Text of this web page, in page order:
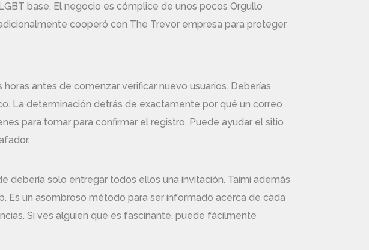
base. El negocio es cómplice de unos pocos Orgullo
cooperó con The Trevor empresa para proteger
antes de comenzar verificar nuevo usuarios. Deberías
La determinación detrás de exactamente por qué un correo
para tomar para confirmar el registro. Puede ayudar el sitio
debería solo entregar todos ellos una invitación. Taimi además
Es un asombroso método para ser informado acerca de cada
Si ves alguien que es fascinante, puede fácilmente